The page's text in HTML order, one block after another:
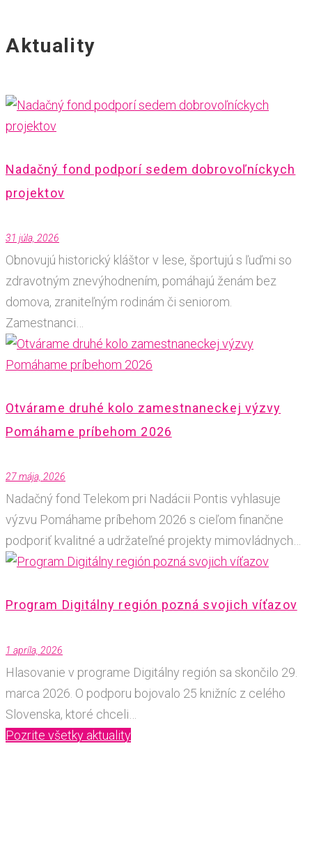
Aktuality
Nadačný fond podporí sedem dobrovoľníckych
projektov
31 júla, 2026
Obnovujú historický kláštor v lese, športujú s ľuďmi so
zdravotným znevýhodnením, pomáhajú ženám bez
domova, zraniteľným rodinám či seniorom.
Zamestnanci…
Otvárame druhé kolo zamestnaneckej výzvy
Pomáhame príbehom 2026
27 mája, 2026
Nadačný fond Telekom pri Nadácii Pontis vyhlasuje
výzvu Pomáhame príbehom 2026 s cieľom finančne
podporiť kvalitné a udržateľné projekty mimovládnych…
Program Digitálny región pozná svojich víťazov
1 apríla, 2026
Hlasovanie v programe Digitálny región sa skončilo 29.
marca 2026. O podporu bojovalo 25 knižníc z celého
Slovenska, ktoré chceli…
Pozrite všetky aktuality